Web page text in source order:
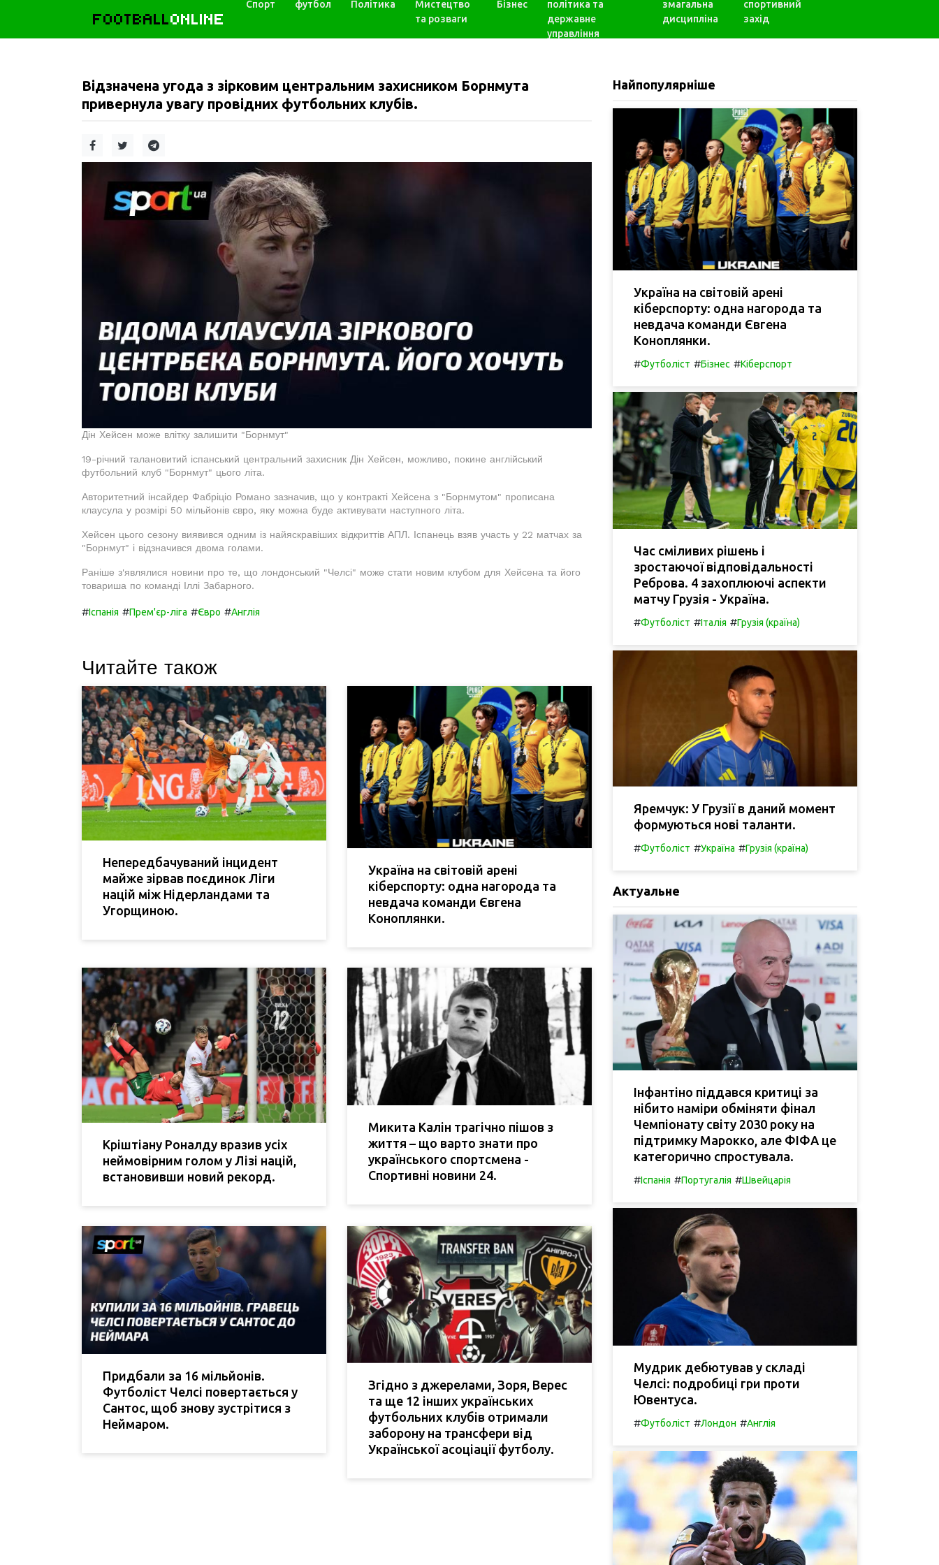
FOOTBALLONLINE
Спорт футбол Політика
Мистецтво
та розваги
Бізнес
політика та
державне
управління
змагальна
дисципліна
спортивний
захід
Відзначена угода з зірковим центральним захисником Борнмута
привернула увагу провідних футбольних клубів.
Дін Хейсен може влітку залишити "Борнмут"
19-річний талановитий іспанський центральний захисник Дін Хейсен, можливо, покине англійський
футбольний клуб "Борнмут" цього літа.
Авторитетний інсайдер Фабріціо Романо зазначив, що у контракті Хейсена з "Борнмутом" прописана
клаусула у розмірі 50 мільйонів євро, яку можна буде активувати наступного літа.
Хейсен цього сезону виявився одним із найяскравіших відкриттів АПЛ. Іспанець взяв участь у 22 матчах за
"Борнмут" і відзначився двома голами.
Раніше з'являлися новини про те, що лондонський "Челсі" може стати новим клубом для Хейсена та його
товариша по команді Іллі Забарного.
#Іспанія #Прем'єр-ліга #Євро #Англія
Читайте також
Непередбачуваний інцидент
майже зірвав поєдинок Ліги
націй між Нідерландами та
Угорщиною.
Україна на світовій арені
кіберспорту: одна нагорода та
невдача команди Євгена
Коноплянки.
Кріштіану Роналду вразив усіх
неймовірним голом у Лізі націй,
встановивши новий рекорд.
Микита Калін трагічно пішов з
життя – що варто знати про
українського спортсмена -
Спортивні новини 24.
Придбали за 16 мільйонів.
Футболіст Челсі повертається у
Сантос, щоб знову зустрітися з
Неймаром.
Згідно з джерелами, Зоря, Верес
та ще 12 інших українських
футбольних клубів отримали
заборону на трансфери від
Української асоціації футболу.
Найпопулярніше
Україна на світовій арені
кіберспорту: одна нагорода та
невдача команди Євгена
Коноплянки.
#Футболіст #Бізнес #Кіберспорт
Час сміливих рішень і
зростаючої відповідальності
Реброва. 4 захоплюючі аспекти
матчу Грузія - Україна.
#Футболіст #Італія #Грузія (країна)
Яремчук: У Грузії в даний момент
формуються нові таланти.
#Футболіст #Україна #Грузія (країна)
Актуальне
Інфантіно піддався критиці за
нібито наміри обміняти фінал
Чемпіонату світу 2030 року на
підтримку Марокко, але ФІФА це
категорично спростувала.
#Іспанія #Португалія #Швейцарія
Мудрик дебютував у складі
Челсі: подробиці гри проти
Ювентуса.
#Футболіст #Лондон #Англія